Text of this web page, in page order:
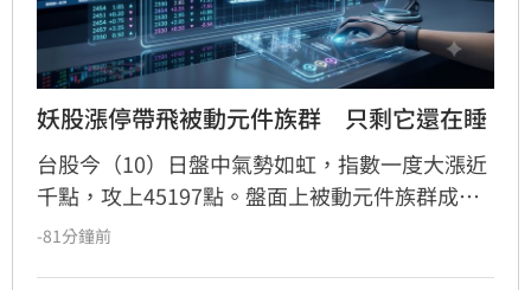
妖股漲停帶飛被動元件族群　只剩它還在睡
台股今（10）日盤中氣勢如虹，指數一度大漲近
千點，攻上45197點。盤面上被動元件族群成為
市場焦點，其中禾伸堂強勢攻上漲停板，帶動國
-81分鐘前